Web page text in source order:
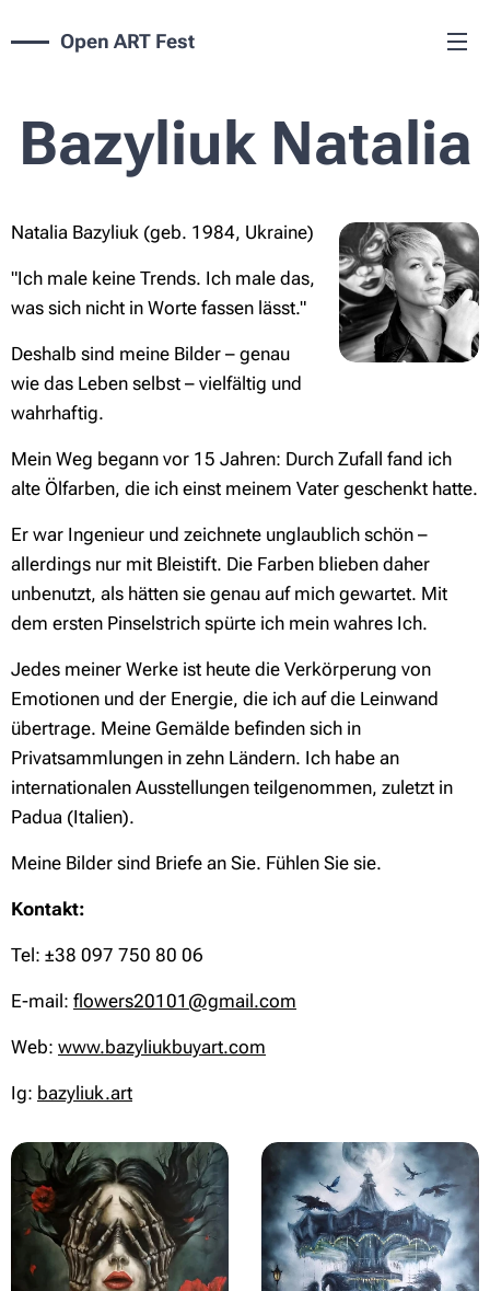
Open ART Fest
Bazyliuk Natalia
Natalia Bazyliuk (geb. 1984, Ukraine)
"Ich male keine Trends. Ich male das,
was sich nicht in Worte fassen lässt."
Deshalb sind meine Bilder – genau
wie das Leben selbst – vielfältig und
wahrhaftig.
Mein Weg begann vor 15 Jahren: Durch Zufall fand ich
alte Ölfarben, die ich einst meinem Vater geschenkt hatte.
Er war Ingenieur und zeichnete unglaublich schön –
allerdings nur mit Bleistift. Die Farben blieben daher
unbenutzt, als hätten sie genau auf mich gewartet. Mit
dem ersten Pinselstrich spürte ich mein wahres Ich.
Jedes meiner Werke ist heute die Verkörperung von
Emotionen und der Energie, die ich auf die Leinwand
übertrage. Meine Gemälde befinden sich in
Privatsammlungen in zehn Ländern. Ich habe an
internationalen Ausstellungen teilgenommen, zuletzt in
Padua (Italien).
Meine Bilder sind Briefe an Sie. Fühlen Sie sie.
Kontakt:
Tel: ±38 097 750 80 06
E-mail: flowers20101@gmail.com
Web: www.bazyliukbuyart.com
Ig: bazyliuk.art